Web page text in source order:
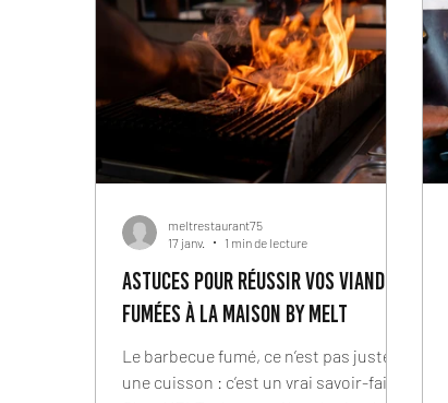
Astuces pour réussir vos viandes
fumées à la maison by MELT
Le barbecue fumé, ce n’est pas juste
une cuisson : c’est un vrai savoir-faire .
meltrestaurant75
17 janv.
1 min de lecture